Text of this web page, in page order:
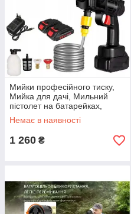
Мийки професійного тиску,
Мийка для дачі, Мильний
пістолет на батарейках,
Мийка високого тиску для
дому YF-52
Немає в наявності
1 260 ₴